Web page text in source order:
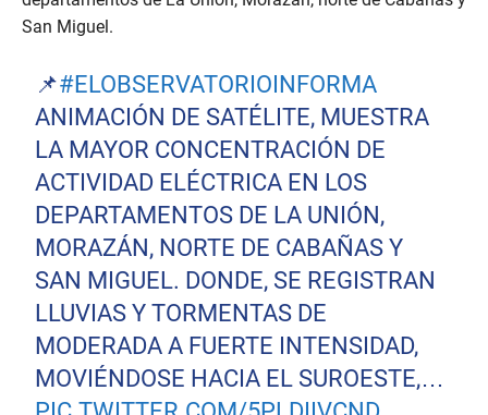
San Miguel.
📌#ELOBSERVATORIOINFORMA
ANIMACIÓN DE SATÉLITE, MUESTRA
LA MAYOR CONCENTRACIÓN DE
ACTIVIDAD ELÉCTRICA EN LOS
DEPARTAMENTOS DE LA UNIÓN,
MORAZÁN, NORTE DE CABAÑAS Y
SAN MIGUEL. DONDE, SE REGISTRAN
LLUVIAS Y TORMENTAS DE
MODERADA A FUERTE INTENSIDAD,
MOVIÉNDOSE HACIA EL SUROESTE,…